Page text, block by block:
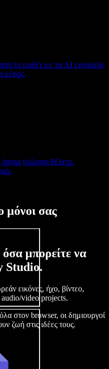
από το μηδέν με τα AI εργαλεία
μέρος.
όποια γλώσσα θέλετε.
μόνοι σας
μπορείτε να
Studio.
εικόνες, ήχο, βίντεο,
video projects.
στον browser, οι δημιουργοί
ζωή στις ιδέες τους.